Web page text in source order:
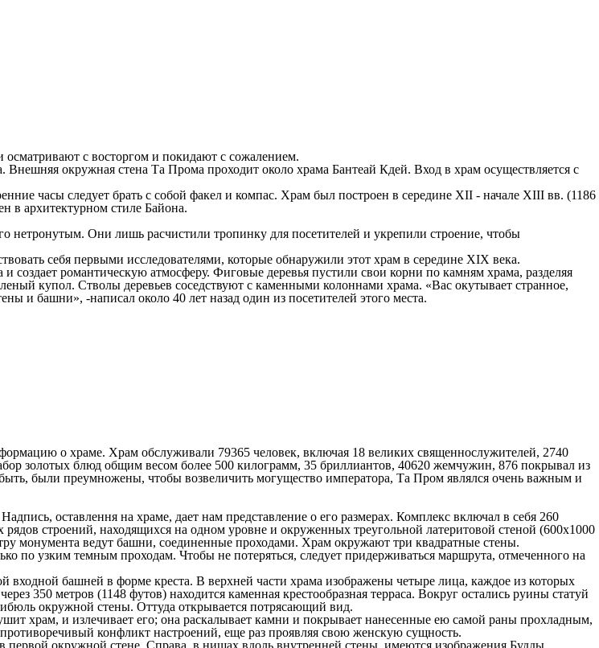
с восторгом и покидают с сожалением.
окружная стена Та Прома проходит около храма Бантеай Кдей. Вход в храм осуществляется с
часы следует брать с собой факел и компас. Храм был построен в середине XII - начале XIII вв. (1186
в архитектурном стиле Байона.
нетронутым. Они лишь расчистили тропинку для посетителей и укрепили строение, чтобы
себя первыми исследователями, которые обнаружили этот храм в середине XIX века.
романтическую атмосферу. Фиговые деревья пустили свои корни по камням храма, разделяя
купол. Стволы деревьев соседствуют с каменными колоннами храма. «Вас окутывает странное,
и башни», -написал около 40 лет назад один из посетителей этого места.
о храме. Храм обслуживали 79365 человек, включая 18 великих священнослужителей, 2740
золотых блюд общим весом более 500 килограмм, 35 бриллиантов, 40620 жемчужин, 876 покрывал из
были преумножены, чтобы возвеличить могущество императора, Та Пром являлся очень важным и
оставлення на храме, дает нам представление о его размерах. Комплекс включал в себя 260
строений, находящихся на одном уровне и окруженных треугольной латеритовой стеной (600х1000
монумента ведут башни, соединенные проходами. Храм окружают три квадратные стены.
по узким темным проходам. Чтобы не потеряться, следует придерживаться маршрута, отмеченного на
башней в форме креста. В верхней части храма изображены четыре лица, каждое из которых
350 метров (1148 футов) находится каменная крестообразная терраса. Вокруг остались руины статуй
окружной стены. Оттуда открывается потрясающий вид.
храм, и излечивает его; она раскалывает камни и покрывает нанесенные ею самой раны прохладным,
конфликт настроений, еще раз проявляя свою женскую сущность.
окружной стене. Справа, в нишах вдоль внутренней стены, имеются изображения Будды.